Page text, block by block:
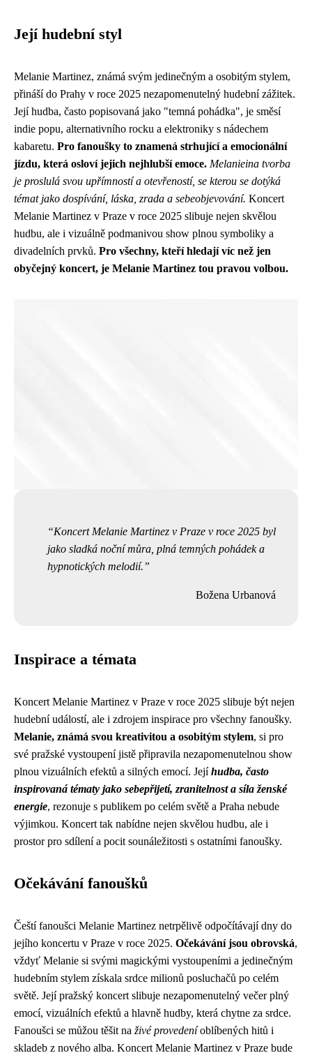
Její hudební styl
Melanie Martinez, známá svým jedinečným a osobitým stylem,
přináší do Prahy v roce 2025 nezapomenutelný hudební zážitek.
Její hudba, často popisovaná jako "temná pohádka", je směsí
indie popu, alternativního rocku a elektroniky s nádechem
kabaretu. Pro fanoušky to znamená strhující a emocionální
jízdu, která osloví jejich nejhlubší emoce. Melanieina tvorba
je proslulá svou upřímností a otevřeností, se kterou se dotýká
témat jako dospívání, láska, zrada a sebeobjevování. Koncert
Melanie Martinez v Praze v roce 2025 slibuje nejen skvělou
hudbu, ale i vizuálně podmanivou show plnou symboliky a
divadelních prvků. Pro všechny, kteří hledají víc než jen
obyčejný koncert, je Melanie Martinez tou pravou volbou.
Koncert Melanie Martinez v Praze v roce 2025 byl
jako sladká noční můra, plná temných pohádek a
hypnotických melodií.
Božena Urbanová
Inspirace a témata
Koncert Melanie Martinez v Praze v roce 2025 slibuje být nejen
hudební událostí, ale i zdrojem inspirace pro všechny fanoušky.
Melanie, známá svou kreativitou a osobitým stylem, si pro
své pražské vystoupení jistě připravila nezapomenutelnou show
plnou vizuálních efektů a silných emocí. Jejíhudba, často
inspirovaná tématy jako sebepřijetí, zranitelnost a síla ženské
energie, rezonuje s publikem po celém světě a Praha nebude
výjimkou. Koncert tak nabídne nejen skvělou hudbu, ale i
prostor pro sdílení a pocit sounáležitosti s ostatními fanoušky.
Očekávání fanoušků
Čeští fanoušci Melanie Martinez netrpělivě odpočítávají dny do
jejího koncertu v Praze v roce 2025. Očekávání jsou obrovská,
vždyť Melanie si svými magickými vystoupeními a jedinečným
hudebním stylem získala srdce milionů posluchačů po celém
světě. Její pražský koncert slibuje nezapomenutelný večer plný
emocí, vizuálních efektů a hlavně hudby, která chytne za srdce.
Fanoušci se můžou těšit na živé provedeníoblíbených hitů i
skladeb z nového alba. Koncert Melanie Martinez v Praze bude